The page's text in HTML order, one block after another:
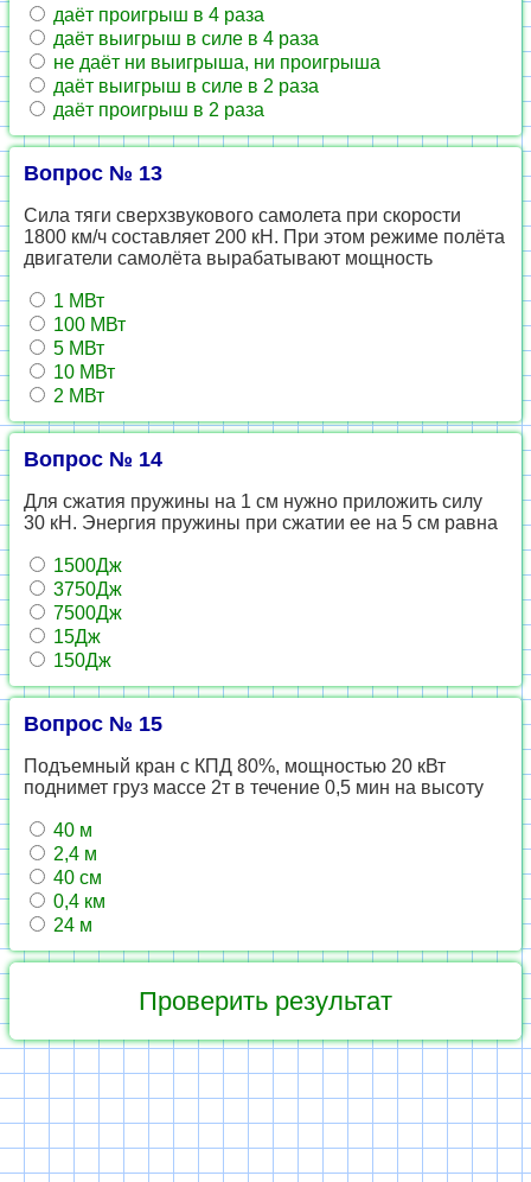
даёт проигрыш в 4 раза
даёт выигрыш в силе в 4 раза
не даёт ни выигрыша, ни проигрыша
даёт выигрыш в силе в 2 раза
даёт проигрыш в 2 раза
Вопрос № 13
Сила тяги сверхзвукового самолета при скорости
1800 км/ч составляет 200 кН. При этом режиме полёта
двигатели самолёта вырабатывают мощность
1 МВт
100 МВт
5 МВт
10 МВт
2 МВт
Вопрос № 14
Для сжатия пружины на 1 см нужно приложить силу
30 кН. Энергия пружины при сжатии ее на 5 см равна
1500Дж
3750Дж
7500Дж
15Дж
150Дж
Вопрос № 15
Подъемный кран с КПД 80%, мощностью 20 кВт
поднимет груз массе 2т в течение 0,5 мин на высоту
40 м
2,4 м
40 см
0,4 км
24 м